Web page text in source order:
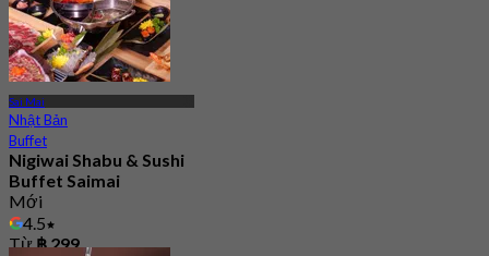
Sai Mai
Nhật Bản
Buffet
Nigiwai Shabu & Sushi
Buffet Saimai
Mới
4.5
Từ฿ 299